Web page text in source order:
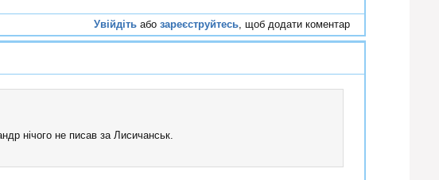
Увійдіть або зареєструйтесь , щоб додати коментар
нічого не писав за Лисичанськ.